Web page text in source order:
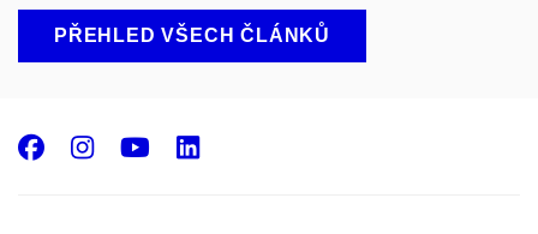
PŘEHLED VŠECH ČLÁNKŮ
Facebook
Instagram
Youtube